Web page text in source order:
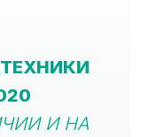
И НА